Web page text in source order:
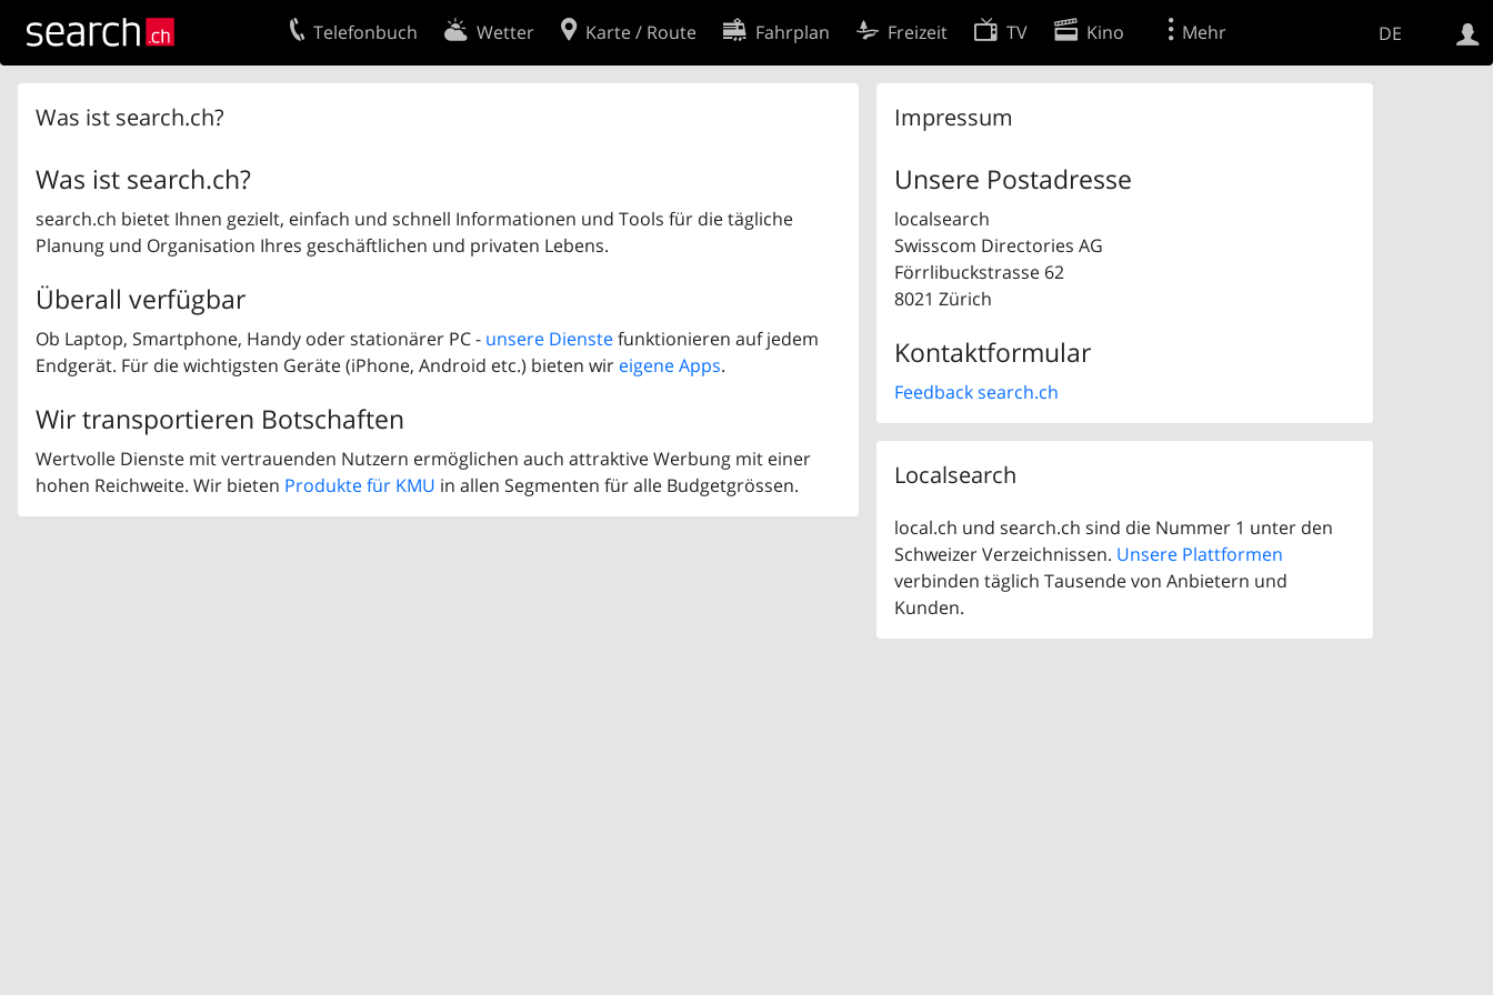
DE
Telefonbuch Wetter Karte / Route Fahrplan Freizeit TV Kino Mehr
Was ist search.ch?
Was ist search.ch?
search.ch bietet Ihnen gezielt, einfach und schnell Informationen und Tools für die tägliche
Planung und Organisation Ihres geschäftlichen und privaten Lebens.
Überall verfügbar
Ob Laptop, Smartphone, Handy oder stationärer PC - unsere Dienstefunktionieren auf jedem
Endgerät. Für die wichtigsten Geräte (iPhone, Android etc.) bieten wir eigene Apps.
Wir transportieren Botschaften
Wertvolle Dienste mit vertrauenden Nutzern ermöglichen auch attraktive Werbung mit einer
hohen Reichweite. Wir bieten Produkte für KMU in allen Segmenten für alle Budgetgrössen.
Impressum
Unsere Postadresse
localsearch
Swisscom Directories AG
Förrlibuckstrasse 62
8021 Zürich
Kontaktformular
Feedback search.ch
Localsearch
local.ch und search.ch sind die Nummer 1 unter den
Schweizer Verzeichnissen. Unsere Plattformen
verbinden täglich Tausende von Anbietern und
Kunden.
Impressum